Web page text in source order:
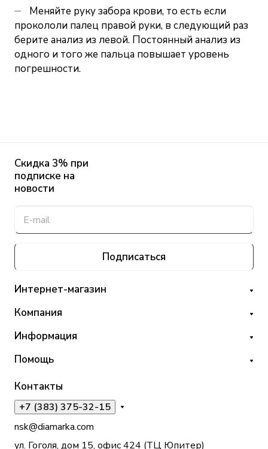
Меняйте руку забора крови, то есть если
прокололи палец правой руки, в следующий раз
берите анализ из левой. Постоянный анализ из
одного и того же пальца повышает уровень
погрешности.
Скидка 3% при
подписке на
новости
Подписаться
Интернет-магазин
Компания
Информация
Помощь
Контакты
+7 (383) 375-32-15
nsk@diamarka.com
ул. Гоголя, дом 15, офис 424 (ТЦ Юпитер)